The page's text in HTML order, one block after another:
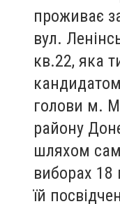
проживає
вул.
кв.22, яка
голови м.
району
шляхом
виборах 18
їй